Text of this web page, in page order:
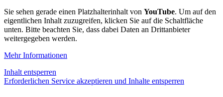
Sie sehen gerade einen Platzhalterinhalt von YouTube. Um auf den
eigentlichen Inhalt zuzugreifen, klicken Sie auf die Schaltfläche
unten. Bitte beachten Sie, dass dabei Daten an Drittanbieter
weitergegeben werden.
Mehr Informationen
Inhalt entsperren
Erforderlichen Service akzeptieren und Inhalte entsperren